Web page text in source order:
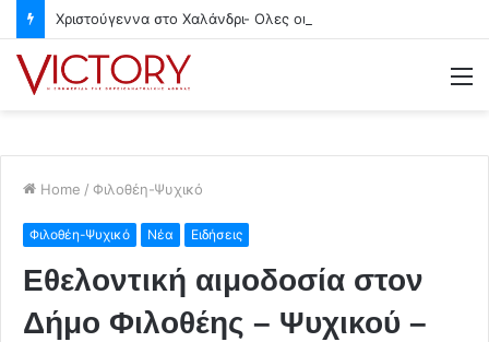
Home / Φιλοθέη-Ψυχικό
Φιλοθέη-Ψυχικό Νέα Ειδήσεις
Εθελοντική αιμοδοσία στον
Δήμο Φιλοθέης – Ψυχικού –